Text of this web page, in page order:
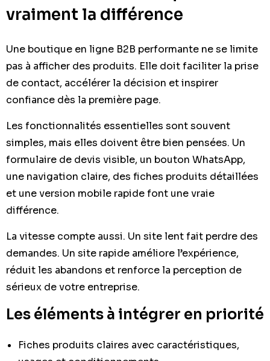
vraiment la différence
Une boutique en ligne B2B performante ne se limite
pas à afficher des produits. Elle doit faciliter la prise
de contact, accélérer la décision et inspirer
confiance dès la première page.
Les fonctionnalités essentielles sont souvent
simples, mais elles doivent être bien pensées. Un
formulaire de devis visible, un bouton WhatsApp,
une navigation claire, des fiches produits détaillées
et une version mobile rapide font une vraie
différence.
La vitesse compte aussi. Un site lent fait perdre des
demandes. Un site rapide améliore l’expérience,
réduit les abandons et renforce la perception de
sérieux de votre entreprise.
Les éléments à intégrer en priorité
Fiches produits claires avec caractéristiques,